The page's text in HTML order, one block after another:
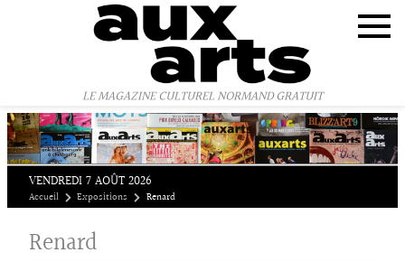
LE MAGAZINE CULTUREL NORMAND GRATUIT
VENDREDI 7 AOÛT 2026
Accueil Expositions Renard
Renard
Panneau de gestion des cookies